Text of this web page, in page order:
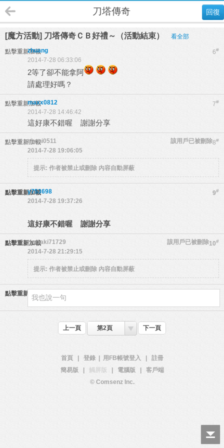
回復
刀塔傳奇
[魔方活動] 刀塔傳奇ＣＢ好禮～（活動結束） 看全部
點擊重新加載 6#
zhuang
2014-7-28 06:33:06
2等了卻不能拿阿
請處理好嗎？
點擊重新加載 7#
maxx0812
2014-7-28 14:46:42
這好康不錯喔 謝謝分享
點擊重新加載 8#
shoni0511
該用戶已被刪除
2014-7-28 19:06:05
提示: 作者被禁止或刪除 內容自動屏蔽
點擊重新加載 9#
y753698
2014-7-28 19:37:26
這好康不錯喔 謝謝分享
點擊重新加載 10#
ryuzaki71729
該用戶已被刪除
2014-7-28 21:29:15
提示: 作者被禁止或刪除 內容自動屏蔽
點擊重新加載
上一頁 第2頁 下一頁
首頁 登錄 用FB帳號登入
註冊
簡易版
觸屏版 電腦版
客戶端
© Comsenz Inc.